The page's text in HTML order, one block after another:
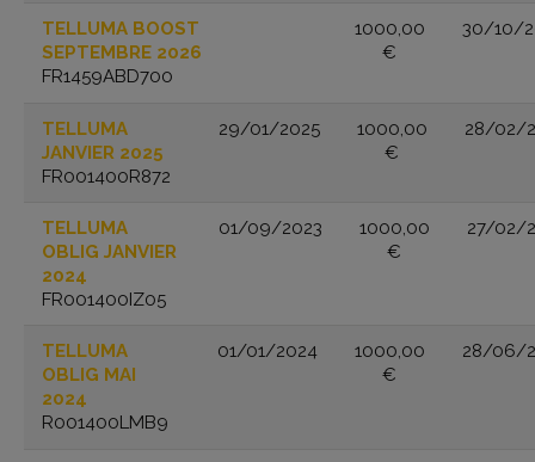
TELLUMA BOOST
SEPTEMBRE 2026
FR1459ABD700
1000,00
€
30/10/
TELLUMA
JANVIER 2025
FR001400R872
29/01/2025
1000,00
€
28/02/
TELLUMA
OBLIG JANVIER
2024
FR001400IZ05
01/09/2023
1000,00
€
27/02/
TELLUMA
OBLIG MAI
2024
R001400LMB9
01/01/2024
1000,00
€
28/06/